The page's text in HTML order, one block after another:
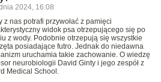
2024, 16:08
z nas potrafi przywołać z pamięci
widok psa otrzepującego się po
z wody. Podobnie otrzepują się wszystkie
posiadające futro. Jednak do niedawna
uruchamia takie zachowanie. O wiedzę
neurobiologii David Ginty i jego zespół z
Medical School.